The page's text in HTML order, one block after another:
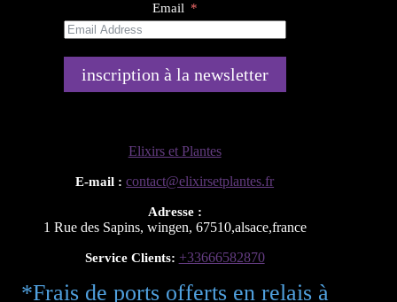
Email
inscription à la newsletter
Elixirs et Plantes
E-mail : contact@elixirsetplantes.fr
Adresse :
1 Rue des Sapins, wingen, 67510,alsace,france
Service Clients: +33666582870
*Frais de ports offerts en relais à